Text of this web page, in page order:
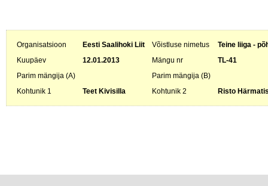
Organisatsioon Eesti Saalihoki Liit Võistluse nimetus
Teine liiga -
Kuupäev
12.01.2013 Mängu nr
TL-41
Parim mängija (A)
Parim mängija (B)
Kohtunik 1
Teet Kivisilla Kohtunik 2 Risto